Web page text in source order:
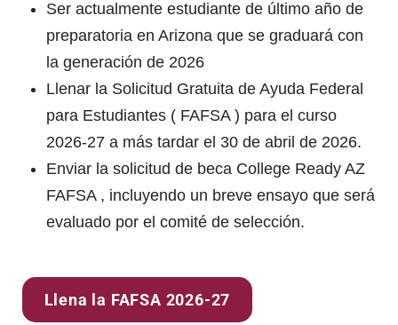
Ser actualmente estudiante de último año de
preparatoria en Arizona que se graduará con
la generación de 2026
Llenar la Solicitud Gratuita de Ayuda Federal
para Estudiantes ( FAFSA ) para el curso
2026-27 a más tardar el 30 de abril de 2026.
Enviar la solicitud de beca College Ready AZ
FAFSA , incluyendo un breve ensayo que será
evaluado por el comité de selección.
Llena la FAFSA 2026-27